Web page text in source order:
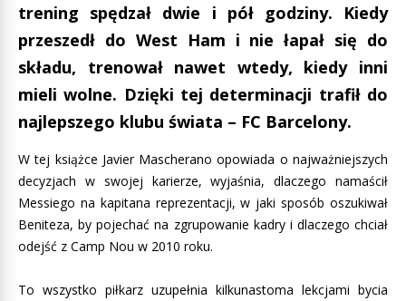
trening spędzał dwie i pół godziny. Kiedy
przeszedł do West Ham i nie łapał się do
składu, trenował nawet wtedy, kiedy inni
mieli wolne. Dzięki tej determinacji trafił do
najlepszego klubu świata – FC Barcelony.
W tej książce Javier Mascherano opowiada o najważniejszych
decyzjach w swojej karierze, wyjaśnia, dlaczego namaścił
Messiego na kapitana reprezentacji, w jaki sposób oszukiwał
Beniteza, by pojechać na zgrupowanie kadry i dlaczego chciał
odejść z Camp Nou w 2010 roku.
To wszystko piłkarz uzupełnia kilkunastoma lekcjami bycia